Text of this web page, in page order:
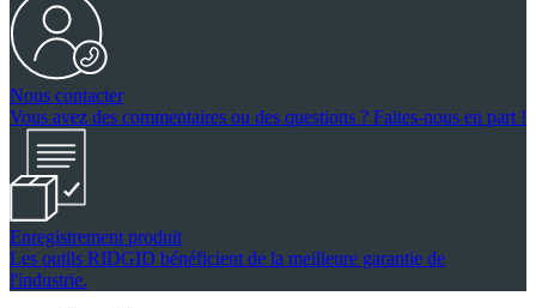
Nous contacter
Vous avez des commentaires ou des questions ? Faites-nous en part !
Enregistrement produit
Les outils RIDGID bénéficient de la meilleure garantie de
l'industrie.